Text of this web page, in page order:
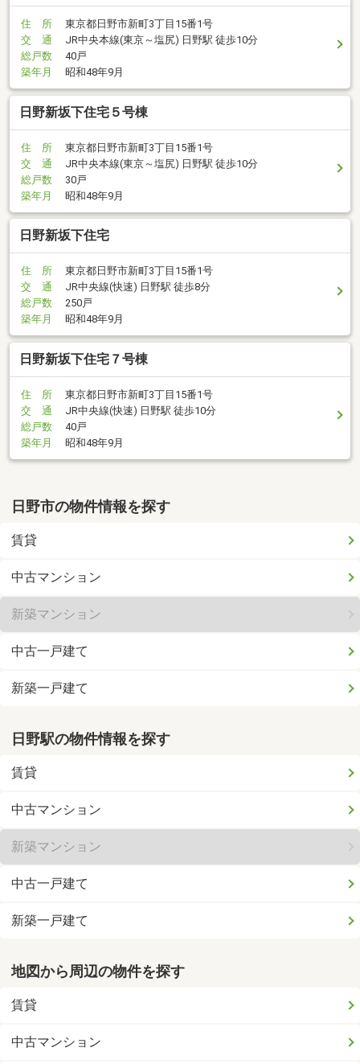
住 所
東京都日野市新町3丁目15番1号
交 通
JR中央本線(東京～塩尻) 日野駅 徒歩10分
総戸数
40戸
築年月
昭和48年9月
日野新坂下住宅５号棟
住 所
東京都日野市新町3丁目15番1号
交 通
JR中央本線(東京～塩尻) 日野駅 徒歩10分
総戸数
30戸
築年月
昭和48年9月
日野新坂下住宅
住 所
東京都日野市新町3丁目15番1号
交 通
JR中央線(快速) 日野駅 徒歩8分
総戸数
250戸
築年月
昭和48年9月
日野新坂下住宅７号棟
住 所
東京都日野市新町3丁目15番1号
交 通
JR中央線(快速) 日野駅 徒歩10分
総戸数
40戸
築年月
昭和48年9月
日野市の物件情報を探す
賃貸
中古マンション
新築マンション
中古一戸建て
新築一戸建て
日野駅の物件情報を探す
賃貸
中古マンション
新築マンション
中古一戸建て
新築一戸建て
地図から周辺の物件を探す
賃貸
中古マンション